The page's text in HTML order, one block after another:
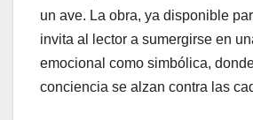
un ave. La obra, ya disponible
invita al lector a sumergirse en
emocional como simbólica,
conciencia se alzan contra las